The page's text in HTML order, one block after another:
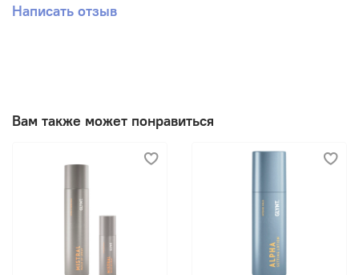
Написать отзыв
Вам также может понравиться